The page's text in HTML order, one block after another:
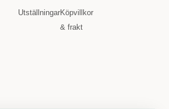
UtställningarKöpvillkor
& frakt